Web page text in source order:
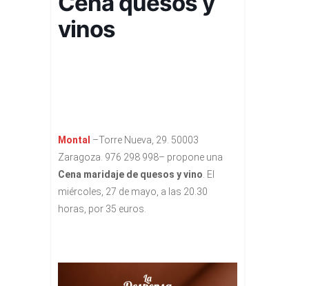
vinos
Montal –Torre Nueva, 29. 50003
Zaragoza. 976 298 998– propone una
Cena maridaje de quesos y vino . El
miércoles, 27 de mayo, a las 20.30
horas, por 35 euros.